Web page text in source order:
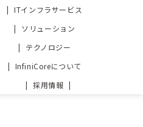
ITインフラサービス
ソリューション
テクノロジー
InfiniCoreについて
採用情報